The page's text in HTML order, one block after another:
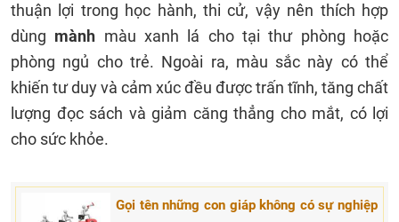
thuận lợi trong học hành, thi cử, vậy nên thích hợp
dùng mành màu xanh lá cho tại thư phòng hoặc
phòng ngủ cho trẻ. Ngoài ra, màu sắc này có thể
khiến tư duy và cảm xúc đều được trấn tĩnh, tăng chất
lượng đọc sách và giảm căng thẳng cho mắt, có lợi
cho sức khỏe.
Gọi tên những con giáp không có sự nghiệp